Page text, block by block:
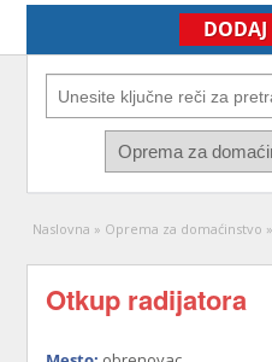
Naslovna » Oprema za domaćinstvo »
Otkup radijatora